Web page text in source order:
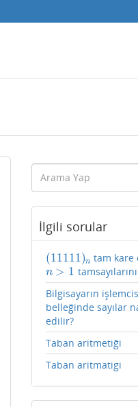
İlgili sorular
(11111)n
(11111)n tam kare
n > 1
n>1
Bilgisayarın
belleğinde sayılar
edilir?
Taban aritmetiği
Taban aritmatigi